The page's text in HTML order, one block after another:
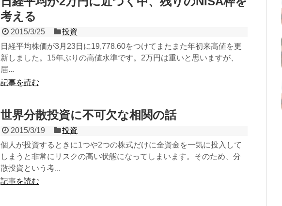
考える
2015/3/25
投資
日経平均株価が3月23日に19,778.60をつけてまたまた年初来高値を更
新しました。15年ぶりの高値水準です。2万円は重いと思いますが、
届...
記事を読む
世界分散投資に不可欠な相関の話
2015/3/19
投資
個人が投資するときに1つや2つの株式だけに全資金を一気に投入して
しまうと非常にリスクの高い状態になってしまいます。そのため、分
散投資という考...
記事を読む